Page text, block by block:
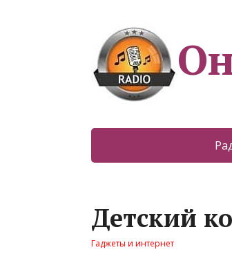
Детский
Гаджеты и интернет